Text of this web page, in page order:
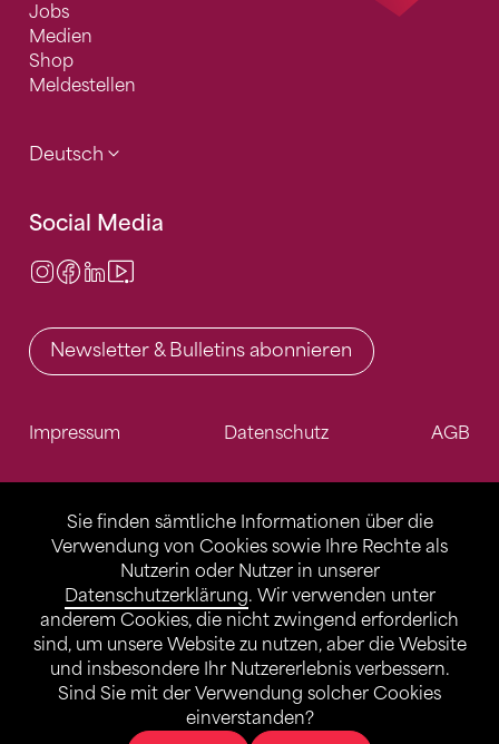
Sie finden sämtliche Informationen über die
Verwendung von Cookies sowie Ihre Rechte als
Nutzerin oder Nutzer in unserer
Datenschutzerklärung. Wir verwenden unter
anderem Cookies, die nicht zwingend erforderlich
sind, um unsere Website zu nutzen, aber die Website
und insbesondere Ihr Nutzererlebnis verbessern.
Sind Sie mit der Verwendung solcher Cookies
einverstanden?
Jobs
Medien
Shop
Meldestellen
Deutsch
Social Media
Instagram
Facebook
LinkedIn
Newsletter & Bulletins abonnieren
Impressum Datenschutz AGB